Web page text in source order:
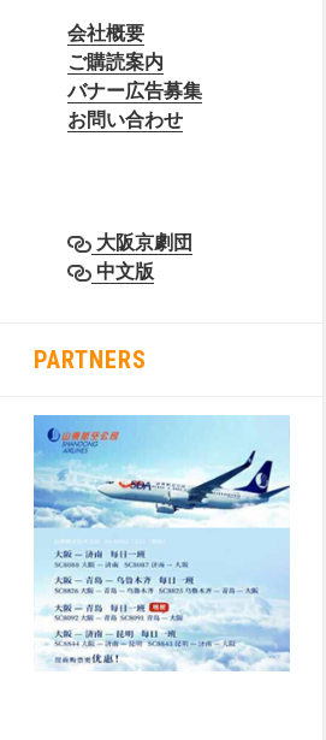
会社概要
ご購読案内
バナー広告募集
お問い合わせ
大阪京劇団
中文版
PARTNERS